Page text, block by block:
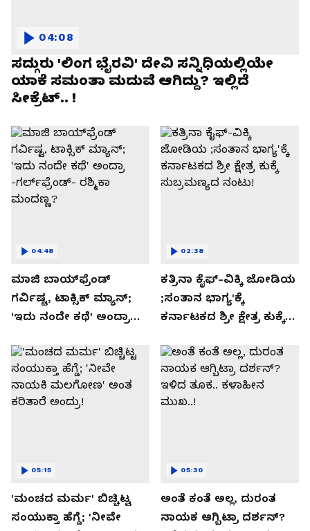
ಸದ್ಗುರು 'ಲಿಂಗ ಭೈರವಿ' ದೇವಿ ಸನ್ನಿಧಿಯಲ್ಲಿಯೇ
ಯಾಕೆ ಸಮಂತಾ ಮದುವೆ ಆಗಿದ್ದು? ಇಲ್ಲಿದೆ
ಸೀಕ್ರೆಟ್.. !
04:08
ಮಾಜಿ ಬಾಯ್‌ಫ್ರೆಂಡ್
ಗರ್ವಿಷ್ಟ, ಟಾಕ್ಸಿಕ್ ಮ್ಯಾನ್;
'ಇದು ನಂದೇ ಕಥೆ' ಅಂದ್ರಾ
ಮಂದಣ್ಣ?
04:48
ಕತ್ರಿನಾ ಕೈಫ್-ವಿಕ್ಕಿ ಜೋಡಿಯ
;ಸಂತಾನ ಭಾಗ್ಯ'ಕ್ಕೆ
ಕರ್ನಾಟಕದ ಶ್ರೀ ಕ್ಷೇತ್ರ ಕುಕ್ಕೆ
02:38
'ಮಂಚದ ಮರ್ಮ' ಬಿಚ್ಚಿಟ್ಟ
ಸಂಯುಕ್ತಾ ಹೆಗ್ಡೆ; 'ನೀವೇ
05:15
ಅಂತೆ ಕಂತೆ ಅಲ್ಲ, ದುರಂತ
ನಾಯಕ ಆಗ್ಬಿಟ್ರಾ ದರ್ಶನ್?
05:30